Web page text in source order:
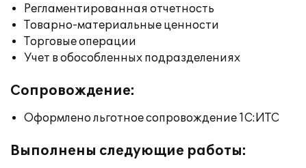
Регламентированная отчетность
Товарно-материальные ценности
Торговые операции
Учет в обособленных подразделениях
Сопровождение:
Оформлено льготное сопровождение 1С:ИТС
Выполнены следующие работы: